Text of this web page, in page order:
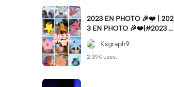
2023 EN PHOTO 🎉❤️ | 202
3 EN PHOTO 🎉❤️|#2023 #
photo #trend #edit #lifesty
le
Ksgraph9
2.39K uses.